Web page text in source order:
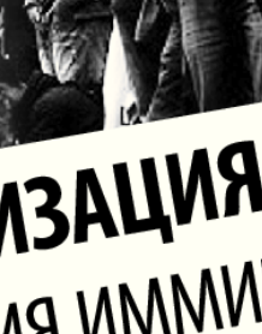
ExPress
Здоровье
iDEAL